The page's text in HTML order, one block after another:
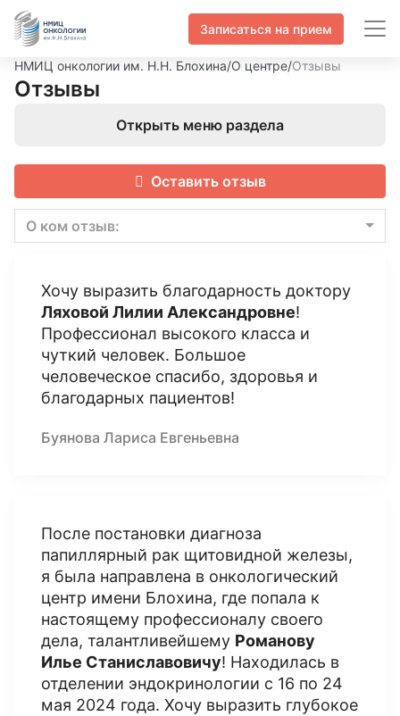
Записаться на прием
НМИЦ онкологии им. Н.Н. Блохина/О центре/Отзывы
Отзывы
Открыть меню раздела
Оставить отзыв
О ком отзыв:
Хочу выразить благодарность доктору
Ляховой Лилии Александровне!
Профессионал высокого класса и
чуткий человек. Большое
человеческое спасибо, здоровья и
благодарных пациентов!
Буянова Лариса Евгеньевна
После постановки диагноза
папиллярный рак щитовидной железы,
я была направлена в онкологический
центр имени Блохина, где попала к
настоящему профессионалу своего
дела, талантливейшему Романову
Илье Станиславовичу! Находилась в
отделении эндокринологии с 16 по 24
мая 2024 года. Хочу выразить глубокое